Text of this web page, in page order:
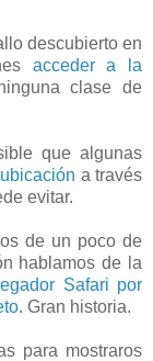
descubierto en
acceder a la
clase de
que algunas
a través
evitar.
de un poco de
hablamos de la
Safari por
. Gran historia.
para mostraros